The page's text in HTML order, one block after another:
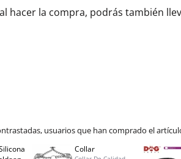
hacer la compra, podrás también
usuarios que han comprado el
Collar